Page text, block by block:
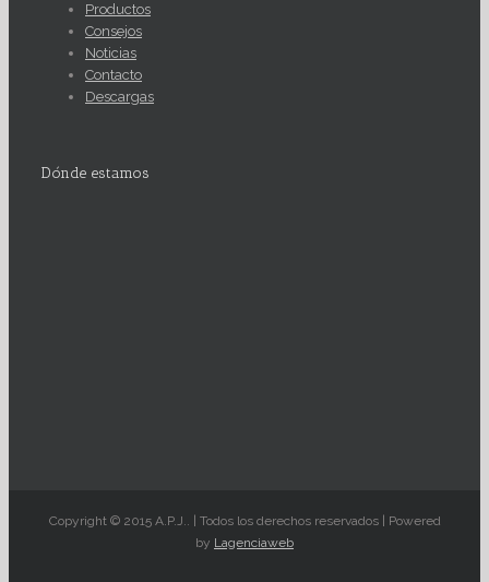
Productos
Consejos
Noticias
Contacto
Descargas
Dónde estamos
Copyright © 2015 A.P.J.. | Todos los derechos reservados | Powered
by Lagenciaweb